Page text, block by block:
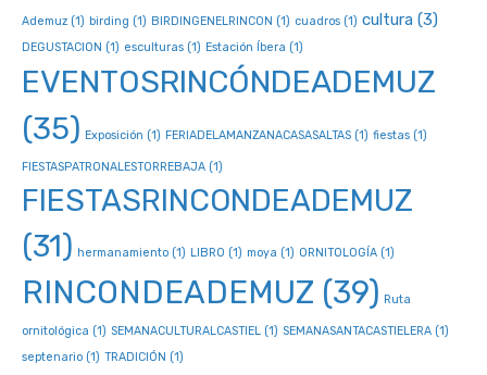
Ademuz (1) birding (1) BIRDINGENELRINCON (1) cuadros (1) cultura (3)
DEGUSTACION (1) esculturas (1) Estación Íbera (1)
EVENTOSRINCÓNDEADEMUZ
(35) Exposición (1) FERIADELAMANZANACASASALTAS (1) fiestas (1)
FIESTASPATRONALESTORREBAJA (1)
FIESTASRINCONDEADEMUZ
(31) hermanamiento (1) LIBRO (1) moya (1) ORNITOLOGÍA (1)
RINCONDEADEMUZ (39) Ruta
ornitológica (1) SEMANACULTURALCASTIEL (1) SEMANASANTACASTIELERA (1)
septenario (1) TRADICIÓN (1)